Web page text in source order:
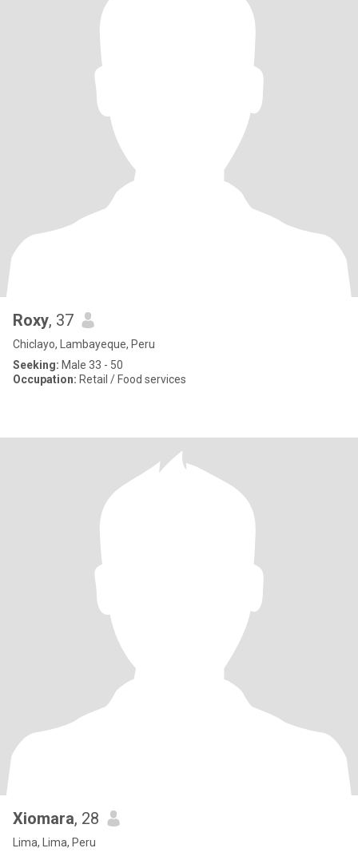
Roxy, 37
Chiclayo, Lambayeque, Peru
Seeking: Male 33 - 50
Occupation: Retail / Food services
Xiomara, 28
Lima, Lima, Peru